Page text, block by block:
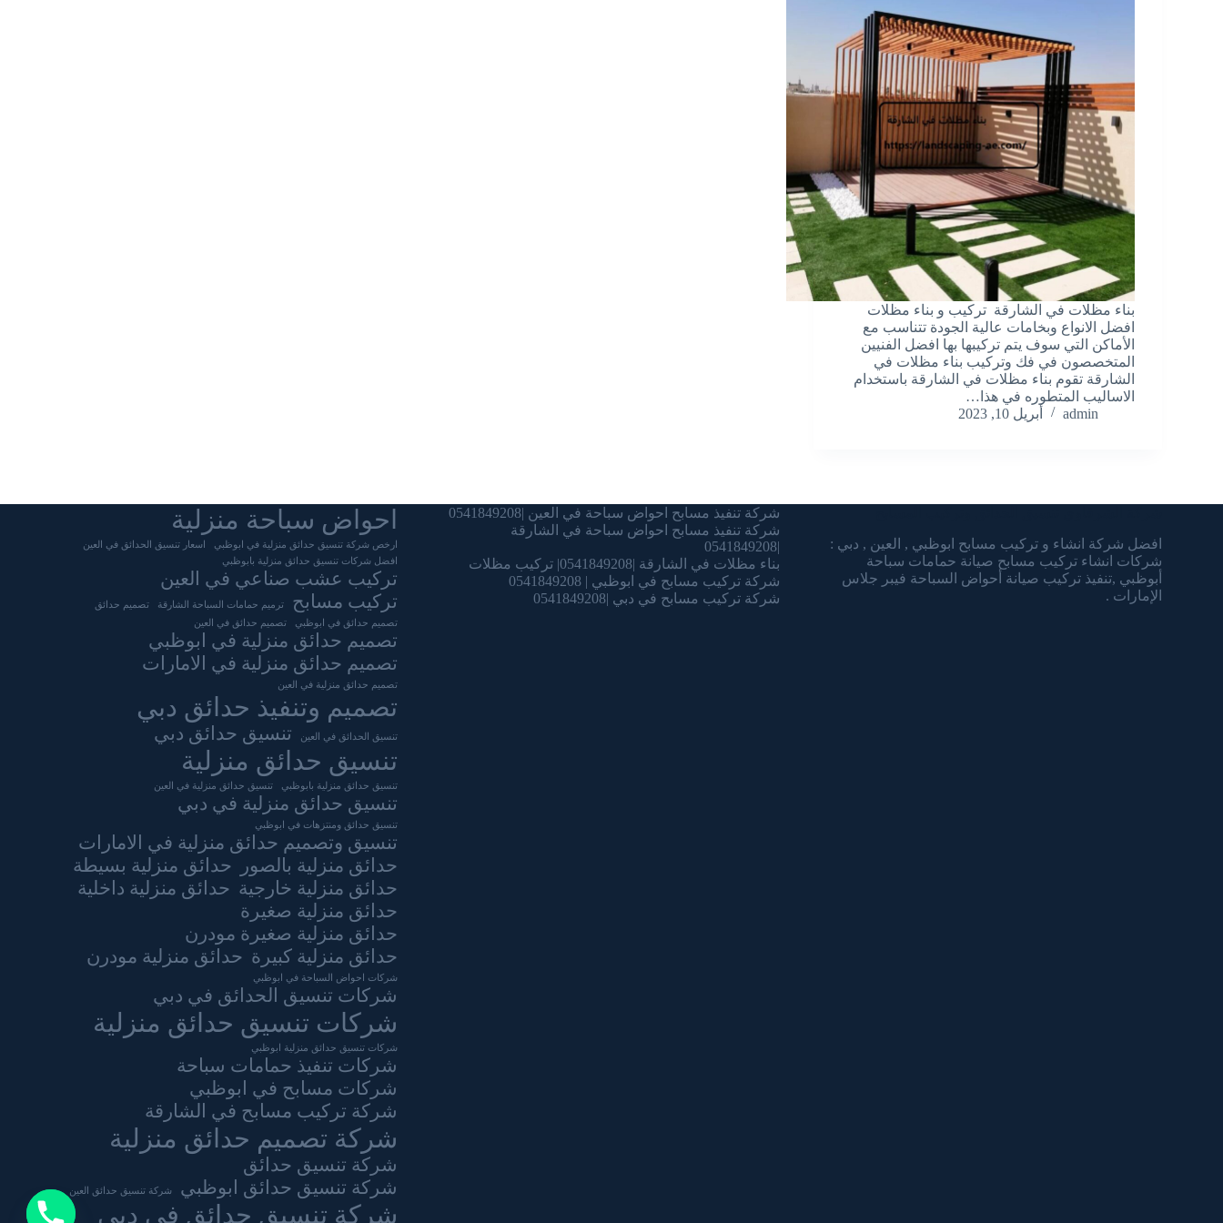
بناء مظلات في الشارقة تركيب و بناء مظلات
افضل الانواع وبخامات عالية الجودة تتناسب مع
الأماكن التي سوف يتم تركيبها بها افضل الفنيين
المتخصصون في فك وتركيب بناء مظلات في
الشارقة تقوم بناء مظلات في الشارقة باستخدام
الاساليب المتطوره في هذا…
admin
أبريل 10, 2023
افضل شركة انشاء و تركيب مسابح ابوظبي , العين , دبي :
شركات انشاء تركيب مسابح صيانة حمامات سباحة
أبوظبي ,تنفيذ تركيب صيانة أحواض السباحة فيبر جلاس
الإمارات .
شركة تنفيذ مسابح احواض سباحة في العين |0541849208
شركة تنفيذ مسابح احواض سباحة في الشارقة
|0541849208
بناء مظلات في الشارقة |0541849208| تركيب مظلات
شركة تركيب مسابح في ابوظبي | 0541849208
شركة تركيب مسابح في دبي |0541849208
احواض سباحة منزلية
ارخص شركة تنسيق حدائق منزلية في ابوظبي
اسعار تنسيق الحدائق في العين
افضل شركات تنسيق حدائق منزلية بابوظبي
تركيب عشب صناعي في العين
تركيب مسابح
ترميم حمامات السباحة الشارقة
تصميم حدائق
تصميم حدائق في ابوظبي
تصميم حدائق في العين
تصميم حدائق منزلية في ابوظبي
تصميم حدائق منزلية في الامارات
تصميم حدائق منزلية في العين
تصميم وتنفيذ حدائق دبي
تنسيق الحدائق في العين تنسيق حدائق دبي
تنسيق حدائق منزلية
تنسيق حدائق منزلية بابوظبي تنسيق حدائق منزلية في العين
تنسيق حدائق منزلية في دبي
تنسيق حدائق ومنتزهات في ابوظبي
تنسيق وتصميم حدائق منزلية في الامارات
حدائق منزلية بالصور
حدائق منزلية بسيطة
حدائق منزلية خارجية حدائق منزلية داخلية
حدائق منزلية صغيرة
حدائق منزلية صغيرة مودرن
حدائق منزلية كبيرة حدائق منزلية مودرن
شركات احواض السباحة في ابوظبي
شركات تنسيق الحدائق في دبي
شركات تنسيق حدائق منزلية
شركات تنسيق حدائق منزلية ابوظبي
شركات تنفيذ حمامات سباحة
شركات مسابح في ابوظبي
شركة تركيب مسابح في الشارقة
شركة تصميم حدائق منزلية
شركة تنسيق حدائق
شركة تنسيق حدائق ابوظبي
شركة تنسيق حدائق العين
شركة تنسيق حدائق في دبي